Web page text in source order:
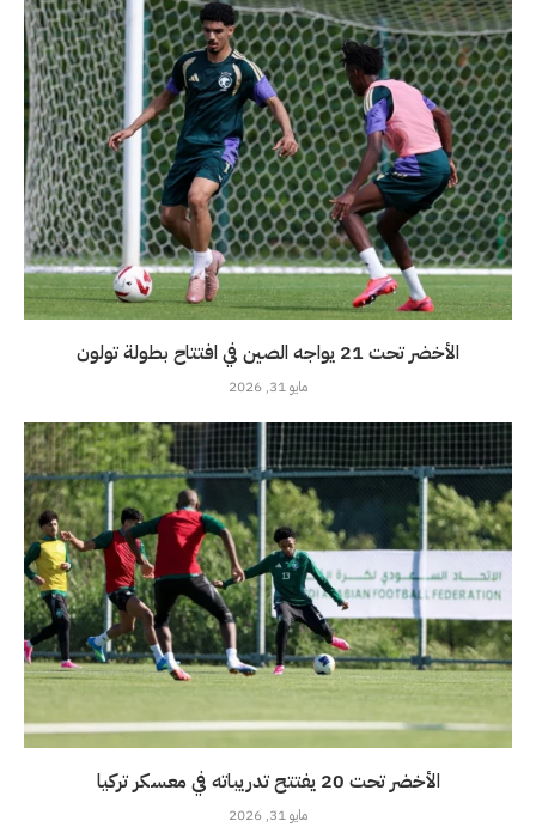
الأخضر تحت 21 يواجه الصين في افتتاح بطولة تولون
مايو 31, 2026
الأخضر تحت 20 يفتتح تدريباته في معسكر تركيا
مايو 31, 2026